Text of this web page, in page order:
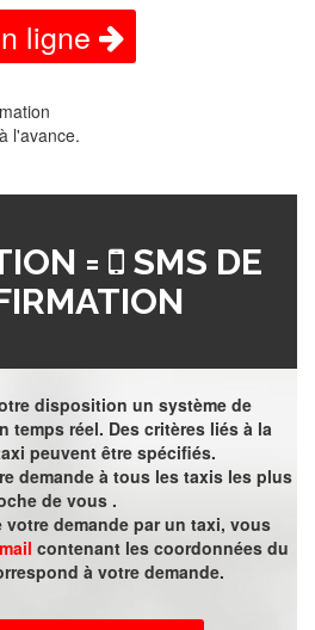
ligne
l'avance.
=
SMS DE
disposition un système de
temps réel. Des critères liés à la
peuvent être spécifiés.
demande à tous les taxis les plus
de vous .
demande par un taxi, vous
contenant les coordonnées du
à votre demande.